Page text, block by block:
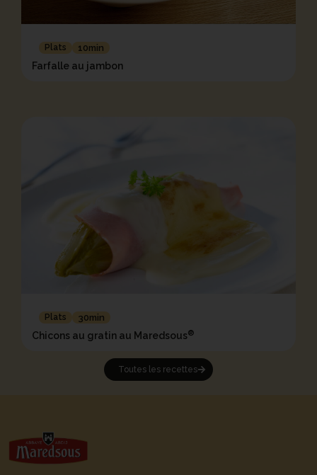
Plats 10min
Farfalle au jambon
Plats 30min
Chicons au gratin au Maredsous®
Toutes les recettes